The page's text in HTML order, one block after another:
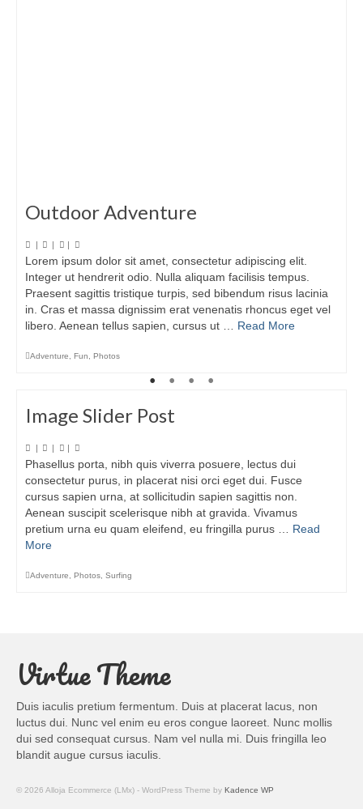
Outdoor Adventure
| | |
Lorem ipsum dolor sit amet, consectetur adipiscing elit.
Integer ut hendrerit odio. Nulla aliquam facilisis tempus.
Praesent sagittis tristique turpis, sed bibendum risus lacinia
in. Cras et massa dignissim erat venenatis rhoncus eget vel
libero. Aenean tellus sapien, cursus ut … Read More
Adventure Fun Photos
Image Slider Post
| | |
Phasellus porta, nibh quis viverra posuere, lectus dui
consectetur purus, in placerat nisi orci eget dui. Fusce
cursus sapien urna, at sollicitudin sapien sagittis non.
Aenean suscipit scelerisque nibh at gravida. Vivamus
pretium urna eu quam eleifend, eu fringilla purus … Read
More
Adventure Photos Surfing
Virtue Theme
Duis iaculis pretium fermentum. Duis at placerat lacus, non
luctus dui. Nunc vel enim eu eros congue laoreet. Nunc mollis
dui sed consequat cursus. Nam vel nulla mi. Duis fringilla leo
blandit augue cursus iaculis.
© 2026 Alloja Ecommerce (LMx) - WordPress Theme by Kadence WP